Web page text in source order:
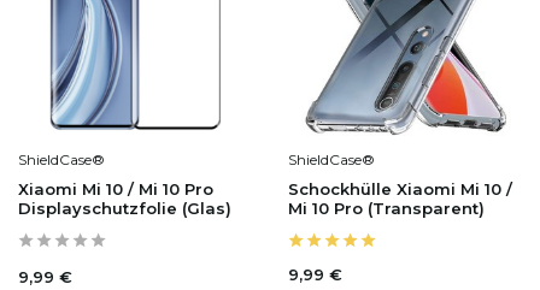
ShieldCase®
Xiaomi Mi 10 / Mi 10 Pro
Displayschutzfolie (Glas)
9,99 €
ShieldCase®
Schockhülle Xiaomi Mi 10 /
Mi 10 Pro (Transparent)
9,99 €